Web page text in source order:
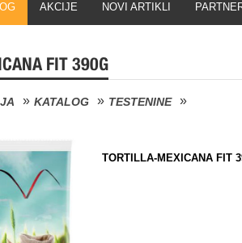
AKCIJE NOVI ARTIKLI
FIT 390G
KATALOG TESTENINE
TORTILLA-MEXICANA FIT